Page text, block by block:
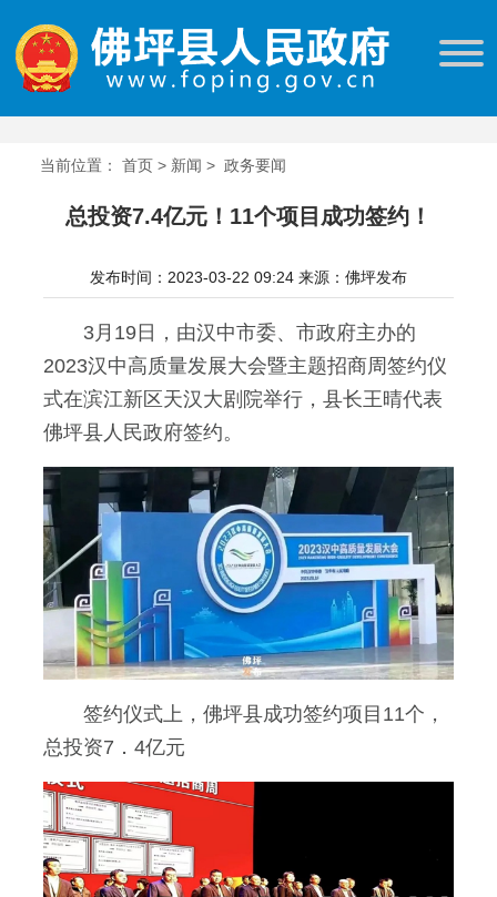
当前位置： 首页 > 新闻 > 政务要闻
总投资7.4亿元！11个项目成功签约！
发布时间：2023-03-22 09:24 来源：佛坪发布
3月19日，由汉中市委、市政府主办的
2023汉中高质量发展大会暨主题招商周签约仪
式在滨江新区天汉大剧院举行，县长王晴代表
佛坪县人民政府签约。
签约仪式上，佛坪县成功签约项目11个，
总投资7．4亿元